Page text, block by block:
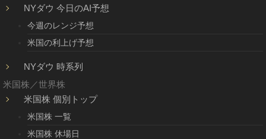
NYダウ 今日のAI予想
今週のレンジ予想
米国の利上げ予想
NYダウ 時系列
米国株／世界株
米国株 個別トップ
米国株 一覧
米国株 休場日